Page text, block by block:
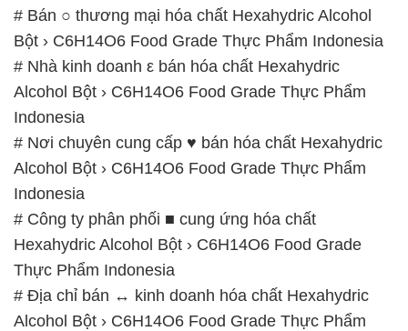
# Bán ○ thương mại hóa chất Hexahydric Alcohol
Bột › C6H14O6 Food Grade Thực Phẩm Indonesia
# Nhà kinh doanh ε bán hóa chất Hexahydric
Alcohol Bột › C6H14O6 Food Grade Thực Phẩm
Indonesia
# Nơi chuyên cung cấp ♥ bán hóa chất Hexahydric
Alcohol Bột › C6H14O6 Food Grade Thực Phẩm
Indonesia
# Công ty phân phối ■ cung ứng hóa chất
Hexahydric Alcohol Bột › C6H14O6 Food Grade
Thực Phẩm Indonesia
# Địa chỉ bán ↔ kinh doanh hóa chất Hexahydric
Alcohol Bột › C6H14O6 Food Grade Thực Phẩm